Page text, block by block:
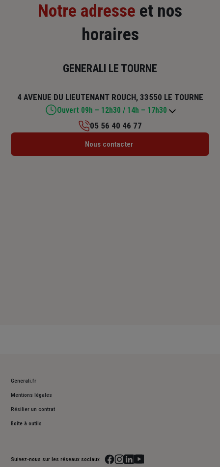
Notre adresse et nos
horaires
GENERALI LE TOURNE
4 AVENUE DU LIEUTENANT ROUCH, 33550 LE TOURNE
Ouvert 09h – 12h30 / 14h – 17h30
Lundi : 09h – 12h30 / 14h – 17h30
05 56 40 46 77
Nous contacter
Generali.fr
Mentions légales
Résilier un contrat
Boite à outils
Suivez-nous sur les réseaux sociaux